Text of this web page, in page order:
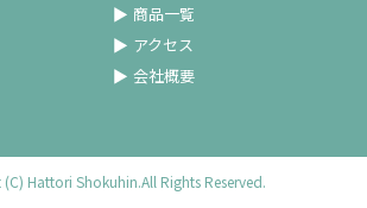
商品一覧
アクセス
会社概要
Hattori Shokuhin.All Rights Reserved.